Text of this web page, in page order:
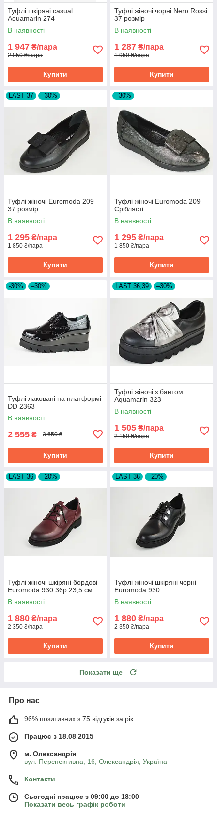
Туфлі шкіряні casual
Aquamarin 274
В наявності
1 947 ₴/пара
2 950 ₴/пара
Купити
Туфлі жіночі чорні Nero Rossi
37 розмір
В наявності
1 287 ₴/пара
1 950 ₴/пара
Купити
LAST 37 –30%
Туфлі жіночі Euromoda 209
37 розмір
В наявності
1 295 ₴/пара
1 850 ₴/пара
Купити
–30%
Туфлі жіночі Euromoda 209
Сріблясті
В наявності
1 295 ₴/пара
1 850 ₴/пара
Купити
-30% –30%
Туфлі лаковані на платформі
DD 2363
В наявності
2 555 ₴ 3 650 ₴
Купити
LAST 36,39 –30%
Туфлі жіночі з бантом
Aquamarin 323
В наявності
1 505 ₴/пара
2 150 ₴/пара
Купити
LAST 36 –20%
Туфлі жіночі шкіряні бордові
Euromoda 930 36р 23,5 см
В наявності
1 880 ₴/пара
2 350 ₴/пара
Купити
LAST 36 –20%
Туфлі жіночі шкіряні чорні
Euromoda 930
В наявності
1 880 ₴/пара
2 350 ₴/пара
Купити
Показати ще
Про нас
96% позитивних з 75 відгуків за рік
Працює з 18.08.2015
м. Олександрія
вул. Перспективна, 16, Олександрія, Україна
Контакти
Сьогодні працює з 09:00 до 18:00
Показати весь графік роботи